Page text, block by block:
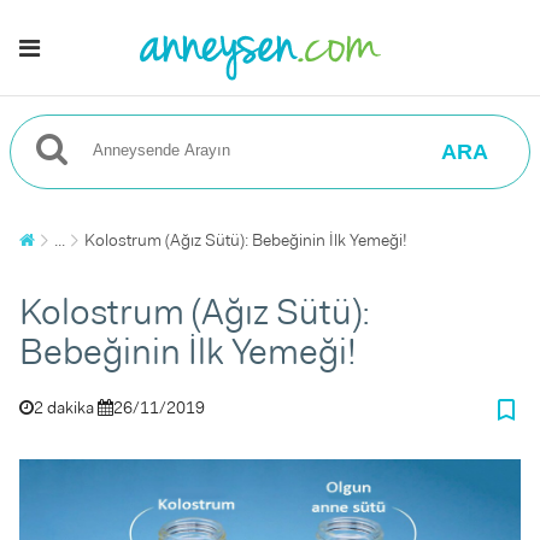
ARA
... Kolostrum (Ağız Sütü): Bebeğinin İlk Yemeği!
Kolostrum (Ağız Sütü):
Bebeğinin İlk Yemeği!
2 dakika 26/11/2019 bookmark_border